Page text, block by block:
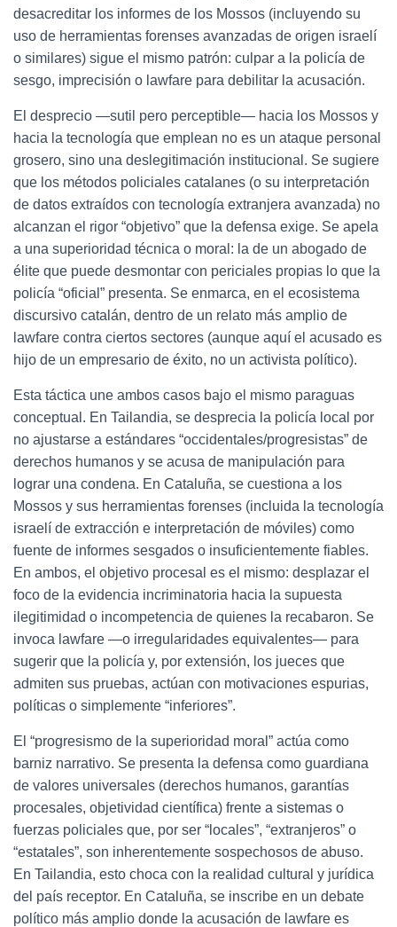
desacreditar los informes de los Mossos (incluyendo su
uso de herramientas forenses avanzadas de origen israelí
o similares) sigue el mismo patrón: culpar a la policía de
sesgo, imprecisión o lawfare para debilitar la acusación.
El desprecio —sutil pero perceptible— hacia los Mossos y
hacia la tecnología que emplean no es un ataque personal
grosero, sino una deslegitimación institucional. Se sugiere
que los métodos policiales catalanes (o su interpretación
de datos extraídos con tecnología extranjera avanzada) no
alcanzan el rigor “objetivo” que la defensa exige. Se apela
a una superioridad técnica o moral: la de un abogado de
élite que puede desmontar con periciales propias lo que la
policía “oficial” presenta. Se enmarca, en el ecosistema
discursivo catalán, dentro de un relato más amplio de
lawfare contra ciertos sectores (aunque aquí el acusado es
hijo de un empresario de éxito, no un activista político).
Esta táctica une ambos casos bajo el mismo paraguas
conceptual. En Tailandia, se desprecia la policía local por
no ajustarse a estándares “occidentales/progresistas” de
derechos humanos y se acusa de manipulación para
lograr una condena. En Cataluña, se cuestiona a los
Mossos y sus herramientas forenses (incluida la tecnología
israelí de extracción e interpretación de móviles) como
fuente de informes sesgados o insuficientemente fiables.
En ambos, el objetivo procesal es el mismo: desplazar el
foco de la evidencia incriminatoria hacia la supuesta
ilegitimidad o incompetencia de quienes la recabaron. Se
invoca lawfare —o irregularidades equivalentes— para
sugerir que la policía y, por extensión, los jueces que
admiten sus pruebas, actúan con motivaciones espurias,
políticas o simplemente “inferiores”.
El “progresismo de la superioridad moral” actúa como
barniz narrativo. Se presenta la defensa como guardiana
de valores universales (derechos humanos, garantías
procesales, objetividad científica) frente a sistemas o
fuerzas policiales que, por ser “locales”, “extranjeros” o
“estatales”, son inherentemente sospechosos de abuso.
En Tailandia, esto choca con la realidad cultural y jurídica
del país receptor. En Cataluña, se inscribe en un debate
político más amplio donde la acusación de lawfare es